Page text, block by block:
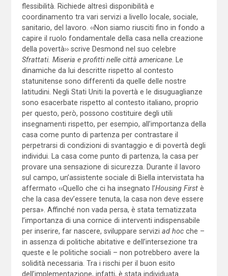
flessibilità. Richiede altresì disponibilità e
coordinamento tra vari servizi a livello locale, sociale,
sanitario, del lavoro. ‹‹Non siamo riusciti fino in fondo a
capire il ruolo fondamentale della casa nella creazione
della povertà›› scrive Desmond nel suo celebre
Sfrattati. Miseria e profitti nelle città americane. Le
dinamiche da lui descritte rispetto al contesto
statunitense sono differenti da quelle delle nostre
latitudini. Negli Stati Uniti la povertà e le disuguaglianze
sono esacerbate rispetto al contesto italiano, proprio
per questo, però, possono costituire degli utili
insegnamenti rispetto, per esempio, all’importanza della
casa come punto di partenza per contrastare il
perpetrarsi di condizioni di svantaggio e di povertà degli
individui. La casa come punto di partenza, la casa per
provare una sensazione di sicurezza. Durante il lavoro
sul campo, un’assistente sociale di Biella intervistata ha
affermato ‹‹Quello che ci ha insegnato l’Housing First è
che la casa dev’essere tenuta, la casa non deve essere
persa». Affinché non vada persa, è stata tematizzata
l’importanza di una cornice di interventi indispensabile
per inserire, far nascere, sviluppare servizi ad hocche –
in assenza di politiche abitative e dell’intersezione tra
queste e le politiche sociali – non potrebbero avere la
solidità necessaria. Tra i rischi per il buon esito
dell’implementazione, infatti, è stata individuata